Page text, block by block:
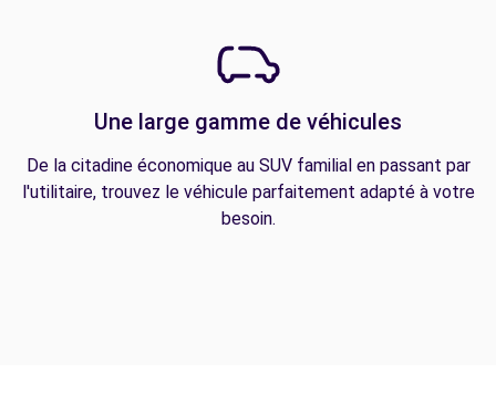
Une large gamme de véhicules
De la citadine économique au SUV familial en passant par
l'utilitaire, trouvez le véhicule parfaitement adapté à votre
besoin.